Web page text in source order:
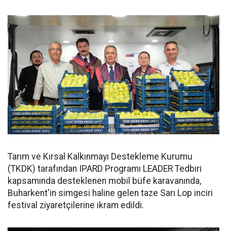
Tarım ve Kırsal Kalkınmayı Destekleme Kurumu
(TKDK) tarafından IPARD Programı LEADER Tedbiri
kapsamında desteklenen mobil büfe karavanında,
Buharkent'in simgesi haline gelen taze Sarı Lop inciri
festival ziyaretçilerine ikram edildi.